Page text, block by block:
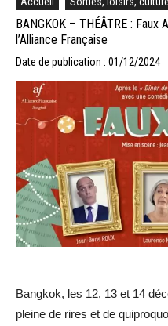
BANGKOK – THÉÂTRE :
l’Alliance Française
Date de publication : 01/12/2024
Bangkok, les 12, 13 et 14
pleine de rires et de